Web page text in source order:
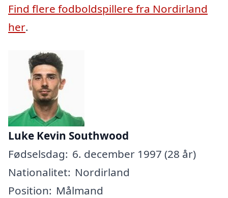
Find flere fodboldspillere fra Nordirland
her.
Luke Kevin Southwood
Fødselsdag: 6. december 1997 (28 år)
Nationalitet: Nordirland
Position: Målmand